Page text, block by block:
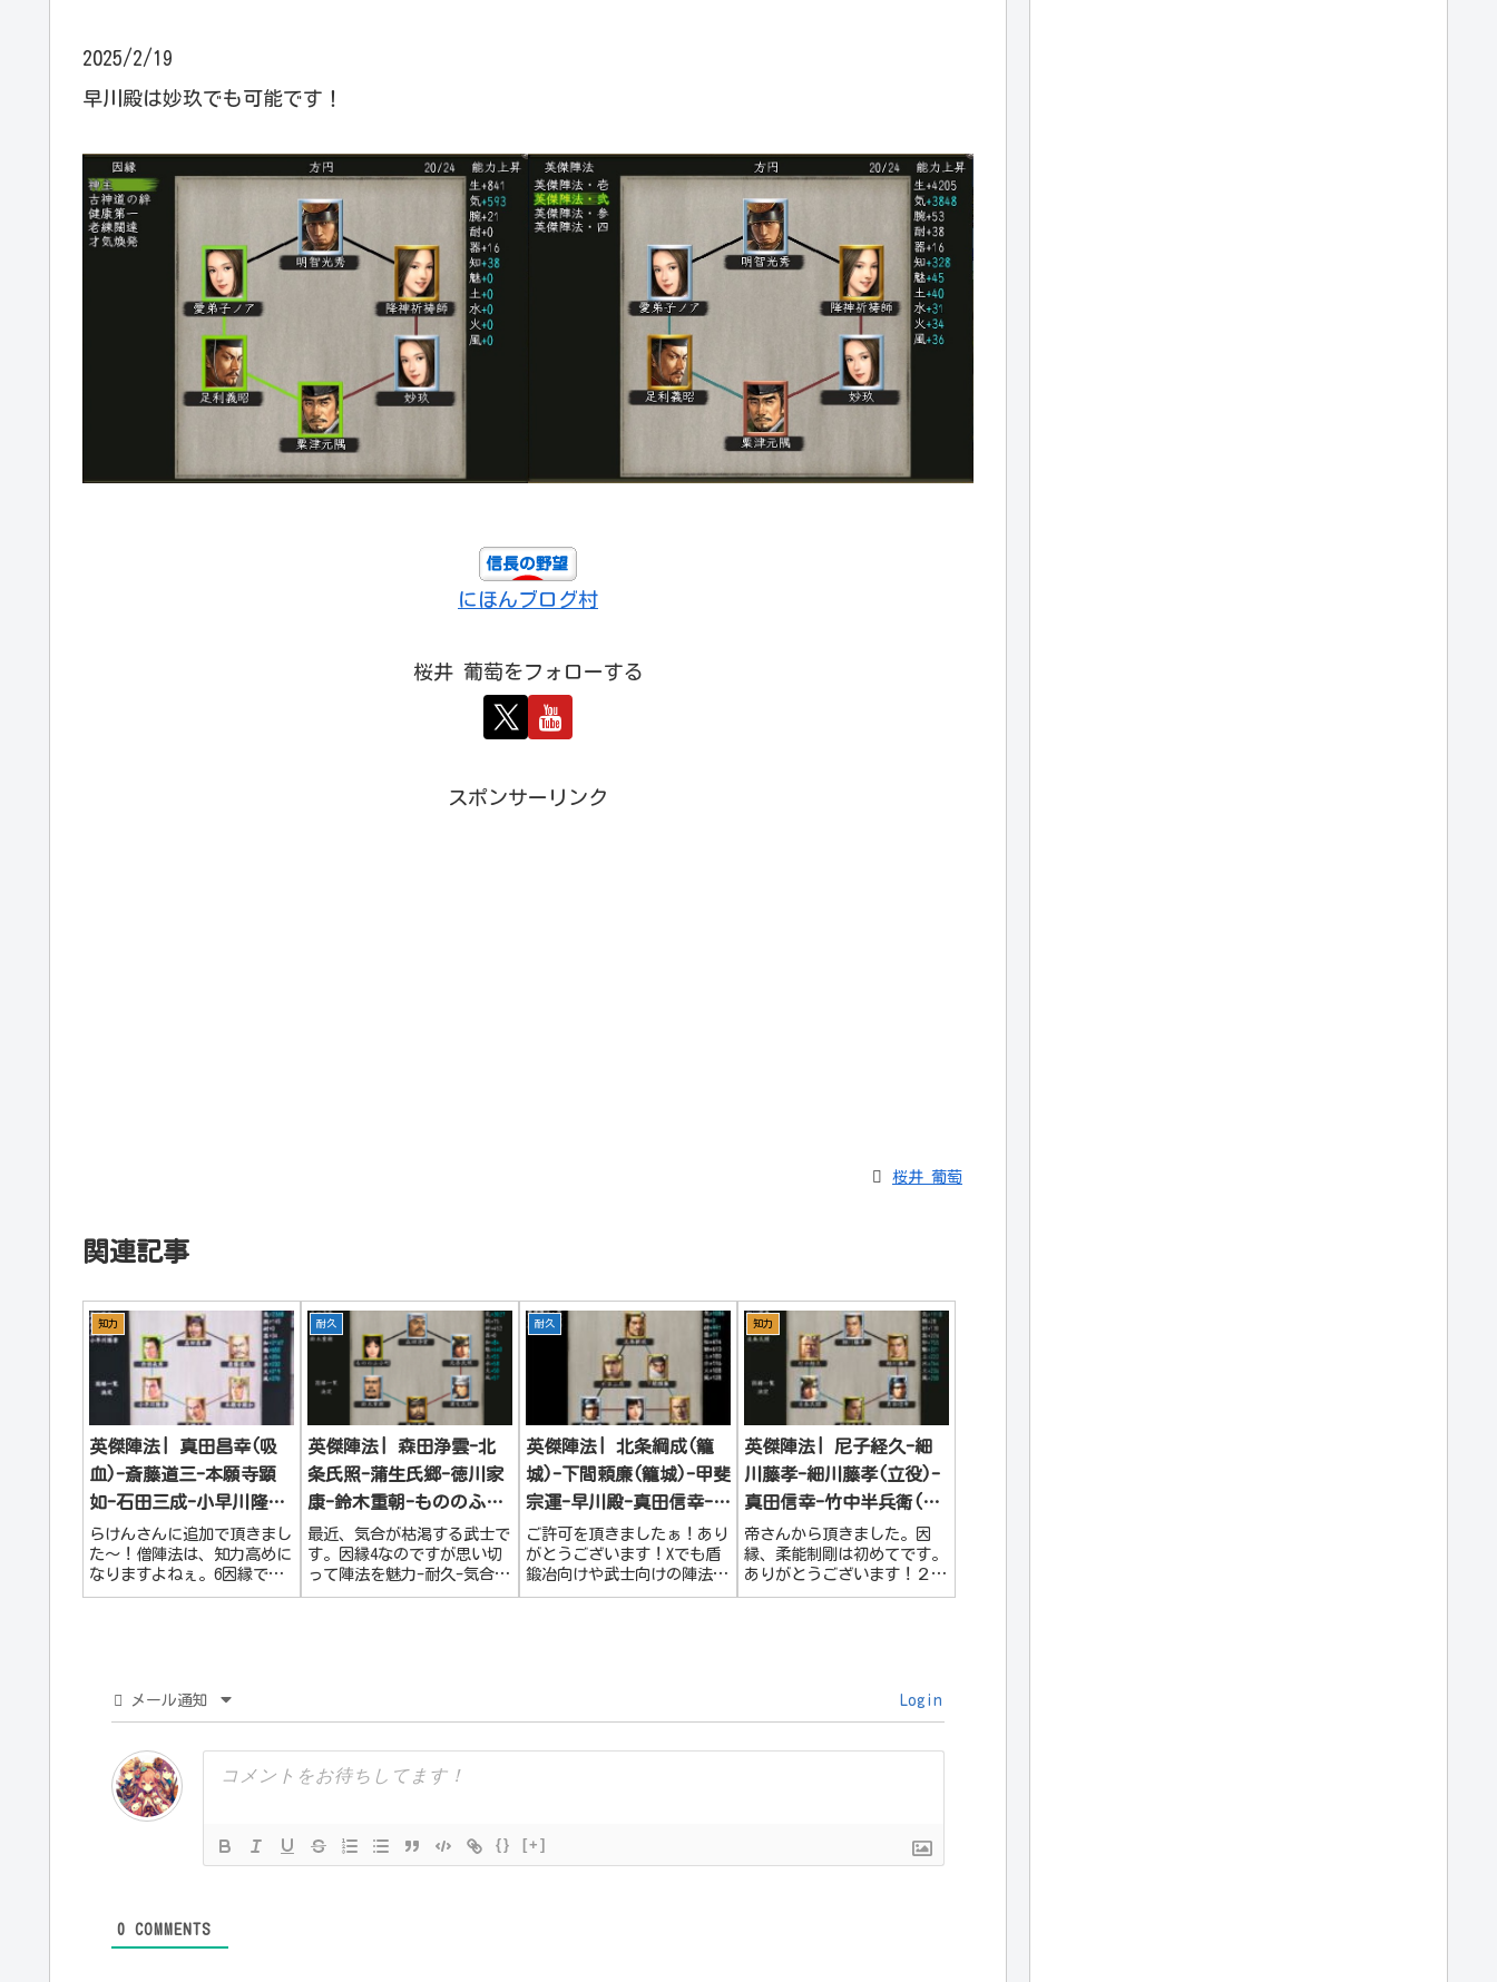
2025/2/19
早川殿は妙玖でも可能です！
にほんブログ村
桜井 葡萄をフォローする
スポンサーリンク
桜井 葡萄
関連記事
知力
英傑陣法| 真田昌幸(吸
血)-斎藤道三-本願寺顕
如-石田三成-小早川隆景-
丹羽長秀(風雲)
らけんさんに追加で頂きまし
た～！僧陣法は、知力高めに
なりますよねぇ。6因縁で知
力2000越えはすごい！！！昔
耐久
英傑陣法| 森田浄雲-北
条氏照-蒲生氏郷-徳川家
康-鈴木重朝-もののふ小
町
最近、気合が枯渇する武士で
す。因縁4なのですが思い切
って陣法を魅力-耐久-気合に
変えてみました👍無課金の盾
耐久
英傑陣法| 北条綱成(籠
城)-下間頼廉(籠城)-甲斐
宗運-早川殿-真田信幸-石
田三成
ご許可を頂きましたぁ！あり
がとうございます！Xでも盾
鍛冶向けや武士向けの陣法が
なかなかないねぇ～と噂され
知力
英傑陣法| 尼子経久-細
川藤孝-細川藤孝(立役)-
真田信幸-竹中半兵衛(知
将)-北条氏照
帝さんから頂きました。因
縁、柔能制剛は初めてです。
ありがとうございます！２凸
の英傑が必要なのと真田信幸
メール通知 Login
{} [+]
0 COMMENTS